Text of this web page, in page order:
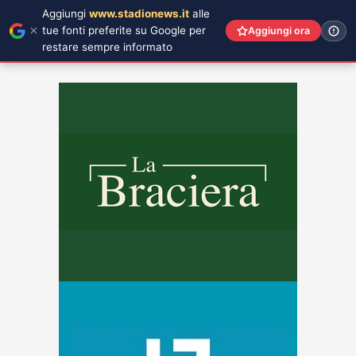
Aggiungi www.stadionews.it alle
tue fonti preferite su Google per
restare sempre informato
Aggiungi ora